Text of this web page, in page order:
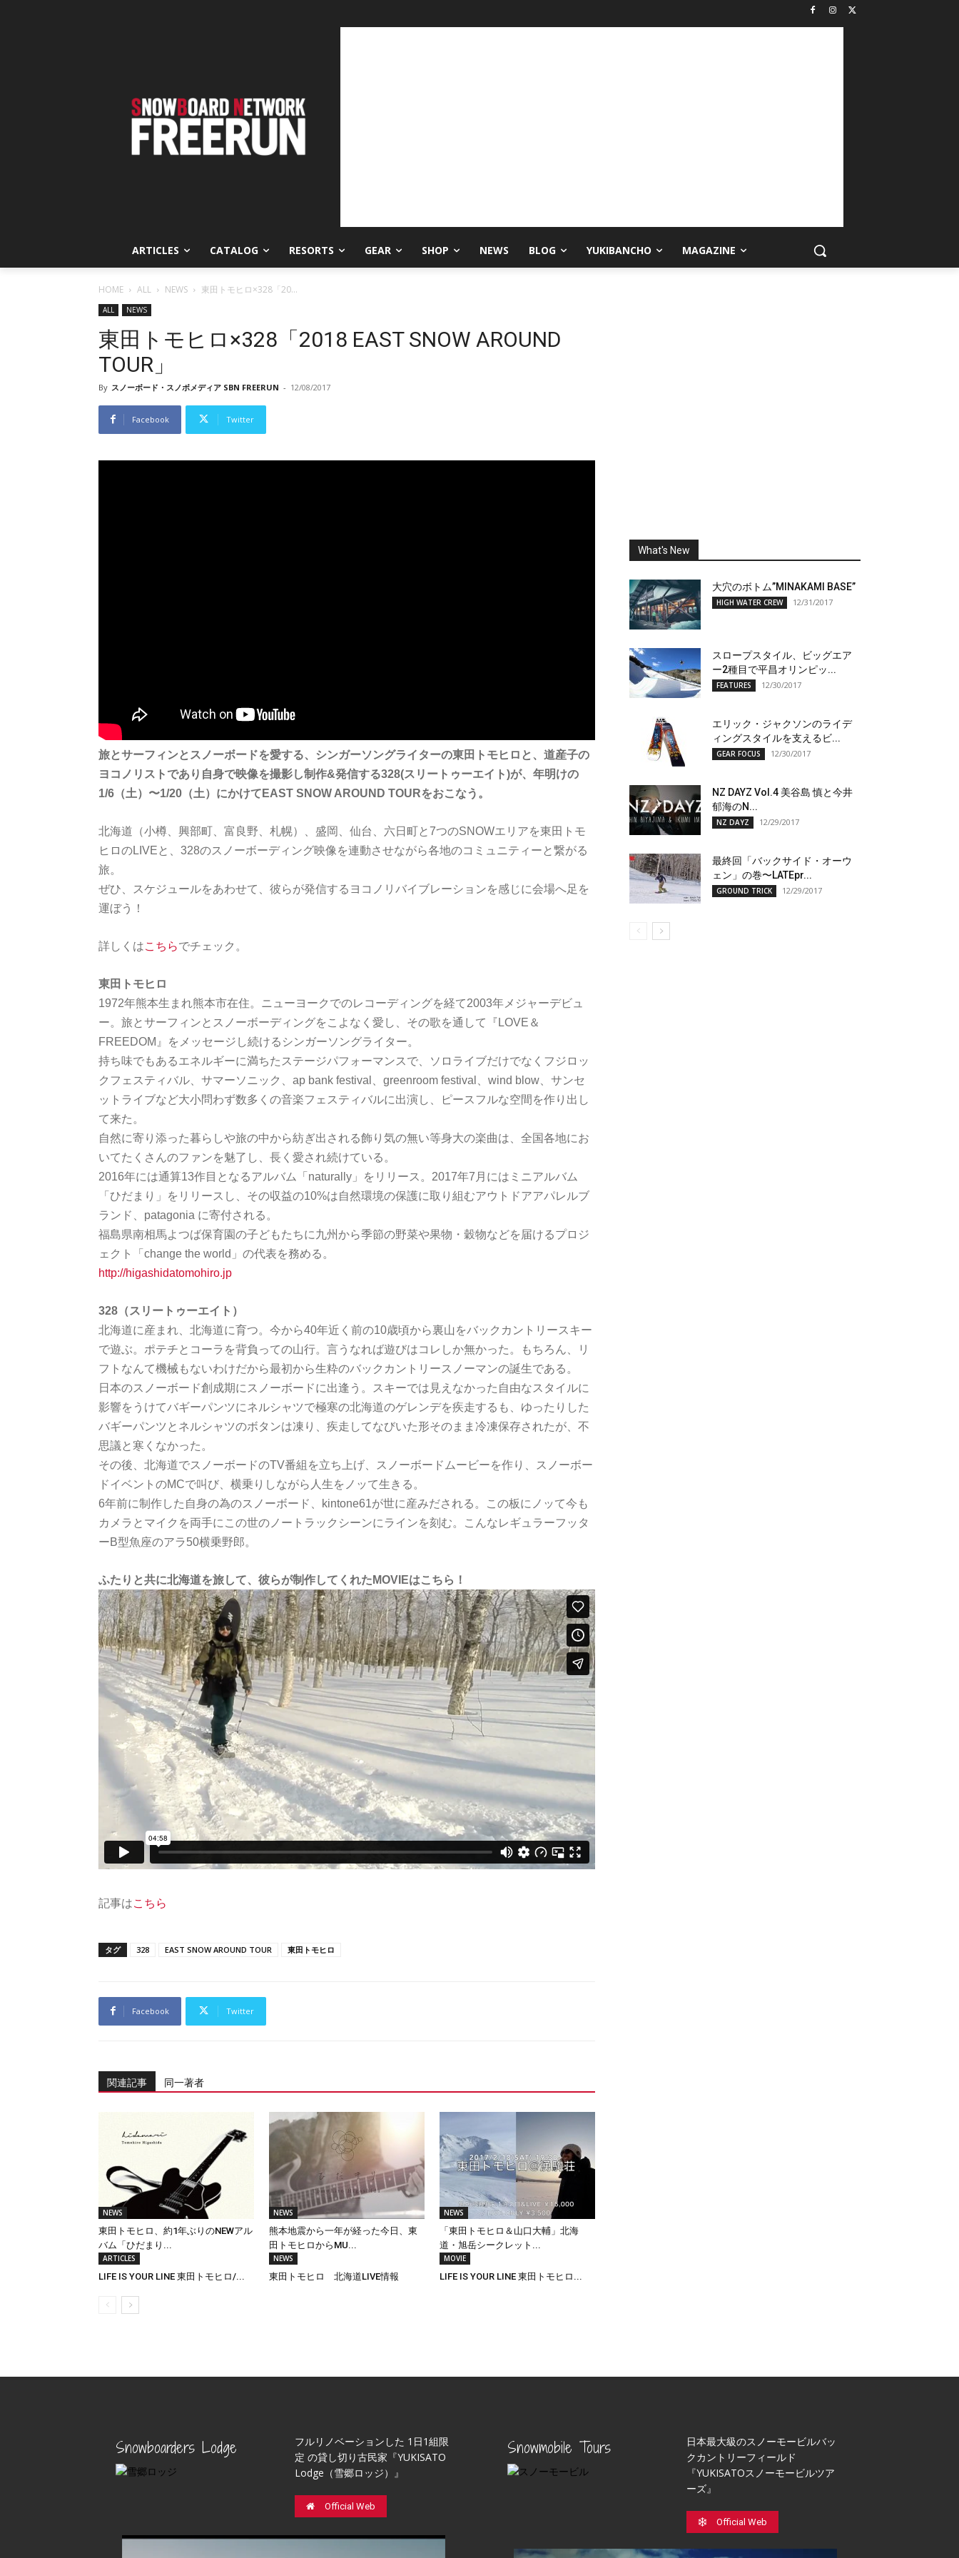
ARTICLES CATALOG RESORTS GEAR SHOP NEWS BLOG YUKIBANCHO MAGAZINE
HOME ALL NEWS 東田トモヒロ×328「20...
ALL NEWS
東田トモヒロ×328「2018 EAST SNOW AROUND
TOUR」
By スノーボード・スノボメディア SBN FREERUN - 12/08/2017
Facebook Twitter
旅とサーフィンとスノーボードを愛する、シンガーソングライターの東田トモヒロと、道産子の
ヨコノリストであり自身で映像を撮影し制作&発信する328(スリートゥーエイト)が、年明けの
1/6（土）〜1/20（土）にかけてEAST SNOW AROUND TOURをおこなう。
北海道（小樽、興部町、富良野、札幌）、盛岡、仙台、六日町と7つのSNOWエリアを東田トモ
ヒロのLIVEと、328のスノーボーディング映像を連動させながら各地のコミュニティーと繋がる
旅。
ぜひ、スケジュールをあわせて、彼らが発信するヨコノリバイブレーションを感じに会場へ足を
運ぼう！
詳しくはこちらでチェック。
東田トモヒロ
1972年熊本生まれ熊本市在住。ニューヨークでのレコーディングを経て2003年メジャーデビュ
ー。旅とサーフィンとスノーボーディングをこよなく愛し、その歌を通して『LOVE＆
FREEDOM』をメッセージし続けるシンガーソングライター。
持ち味でもあるエネルギーに満ちたステージパフォーマンスで、ソロライブだけでなくフジロッ
クフェスティバル、サマーソニック、ap bank festival、greenroom festival、wind blow、サンセ
ットライブなど大小問わず数多くの音楽フェスティバルに出演し、ピースフルな空間を作り出し
て来た。
自然に寄り添った暮らしや旅の中から紡ぎ出される飾り気の無い等身大の楽曲は、全国各地にお
いてたくさんのファンを魅了し、長く愛され続けている。
2016年には通算13作目となるアルバム「naturally」をリリース。2017年7月にはミニアルバム
「ひだまり」をリリースし、その収益の10%は自然環境の保護に取り組むアウトドアアパレルブ
ランド、patagonia に寄付される。
福島県南相馬よつば保育園の子どもたちに九州から季節の野菜や果物・穀物などを届けるプロジ
ェクト「change the world」の代表を務める。
http://higashidatomohiro.jp
328（スリートゥーエイト）
北海道に産まれ、北海道に育つ。今から40年近く前の10歳頃から裏山をバックカントリースキー
で遊ぶ。ポテチとコーラを背負っての山行。言うなれば遊びはコレしか無かった。もちろん、リ
フトなんて機械もないわけだから最初から生粋のバックカントリースノーマンの誕生である。
日本のスノーボード創成期にスノーボードに出逢う。スキーでは見えなかった自由なスタイルに
影響をうけてバギーパンツにネルシャツで極寒の北海道のゲレンデを疾走するも、ゆったりした
バギーパンツとネルシャツのボタンは凍り、疾走してなびいた形そのまま冷凍保存されたが、不
思議と寒くなかった。
その後、北海道でスノーボードのTV番組を立ち上げ、スノーボードムービーを作り、スノーボー
ドイベントのMCで叫び、横乗りしながら人生をノッて生きる。
6年前に制作した自身の為のスノーボード、kintone61が世に産みだされる。この板にノッて今も
カメラとマイクを両手にこの世のノートラックシーンにラインを刻む。こんなレギュラーフッタ
ーB型魚座のアラ50横乗野郎。
ふたりと共に北海道を旅して、彼らが制作してくれたMOVIEはこちら！
記事はこちら
タグ 328 EAST SNOW AROUND TOUR 東田トモヒロ
Facebook Twitter
関連記事 同一著者
NEWS
東田トモヒロ、約1年ぶりのNEWアル
バム「ひだまり...
NEWS
熊本地震から一年が経った今日、東
田トモヒロからMU...
NEWS
「東田トモヒロ＆山口大輔」北海
道・旭岳シークレット...
ARTICLES
LIFE IS YOUR LINE 東田トモヒロ/...
NEWS
東田トモヒロ 北海道LIVE情報
MOVIE
LIFE IS YOUR LINE 東田トモヒロ...
What's New
大穴のボトム”MINAKAMI BASE”
HIGH WATER CREW 12/31/2017
スロープスタイル、ビッグエア
ー2種目で平昌オリンピッ...
FEATURES 12/30/2017
エリック・ジャクソンのライデ
ィングスタイルを支えるビ...
GEAR FOCUS 12/30/2017
NZ DAYZ Vol.4 美谷島 慎と今井
郁海のN...
NZ DAYZ 12/29/2017
最終回「バックサイド・オーウ
ェン」の巻〜LATEpr...
GROUND TRICK 12/29/2017
Snowboarders Lodge
フルリノベーションした 1日1組限
定 の貸し切り古民家『YUKISATO
Lodge（雪郷ロッジ）』
Official Web
Snowmobile Tours
日本最⼤級のスノーモービルバッ
クカントリーフィールド
『YUKISATOスノーモービルツア
ーズ』
Official Web